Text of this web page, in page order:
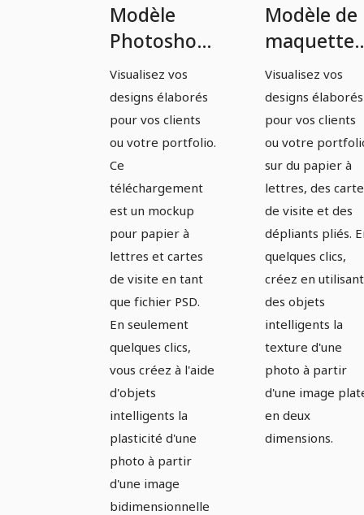
Modèle
Photoshop
de
maquette
pour papier
à lettre et
cartes de
visite.
Visualisez vos
designs élaborés
pour vos clients
ou votre portfolio.
Ce
téléchargement
est un mockup
pour papier à
lettres et cartes
de visite en tant
que fichier PSD.
En seulement
quelques clics,
vous créez à l'aide
d'objets
intelligents la
plasticité d'une
photo à partir
d'une image
bidimensionnelle
Modèle de
maquette
Photoshop
pour du
papier à
lettres,
carte de
visite et un
dépliant
plié -
Version 1
Visualisez vos
designs élaborés
pour vos clients
ou votre
sur du papier à
lettres, des
de visite et des
dépliants pliés.
quelques clics,
créez en utilisant
des objets
intelligents la
texture d'une
photo à partir
d'une image
en deux
dimensions.